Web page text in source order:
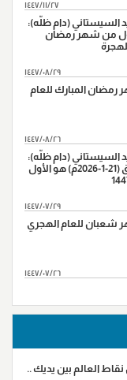
١٤٤٧/١١/٢٧
(دام ظلّه):
من شهر رمضان
١٤٤٧/٠٨/٢٩
المبارك للعام
١٤٤٧/٠٨/٢٦
(دام ظلّه):
يوم الاربعاء الموافق (21-1-2026م) هو الأول
١٤٤٧/٠٧/٢٩
للعام الهجري
١٤٤٧/٠٧/٢٦
العالم بين يديك ..